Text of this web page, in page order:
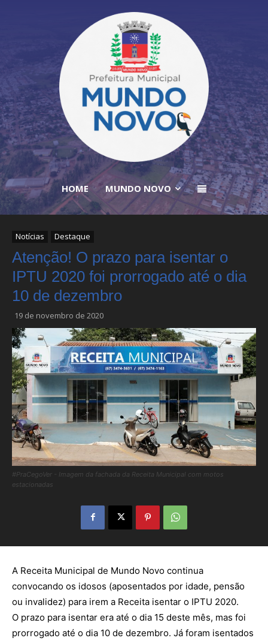
HOME MUNDO NOVO
Notícias Destaque
Atenção! O prazo para isentar o
IPTU 2020 foi prorrogado até o dia
10 de dezembro
19 de novembro de 2020
#PraCegoVer - Imagem da fachada da Receita Municipal com motos
estacionadas
A Receita Municipal de Mundo Novo continua
convocando os idosos (aposentados por idade, pensão
ou invalidez) para irem a Receita isentar o IPTU 2020.
O prazo para isentar era até o dia 15 deste mês, mas foi
prorrogado até o dia 10 de dezembro. Já foram isentados